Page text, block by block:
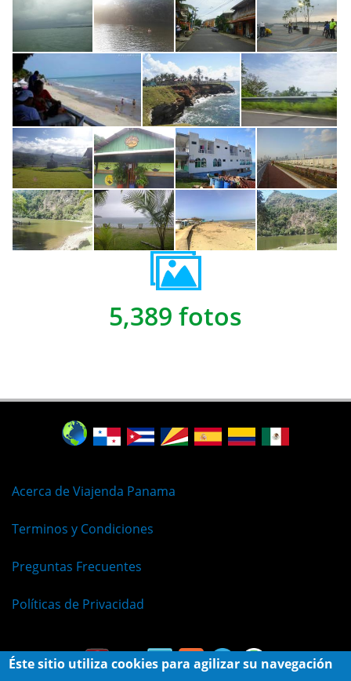
5,389 fotos
Acerca de Viajenda Panama
Terminos y Condiciones
Preguntas Frecuentes
Políticas de Privacidad
Éste sitio utiliza cookies para agilizar su navegación